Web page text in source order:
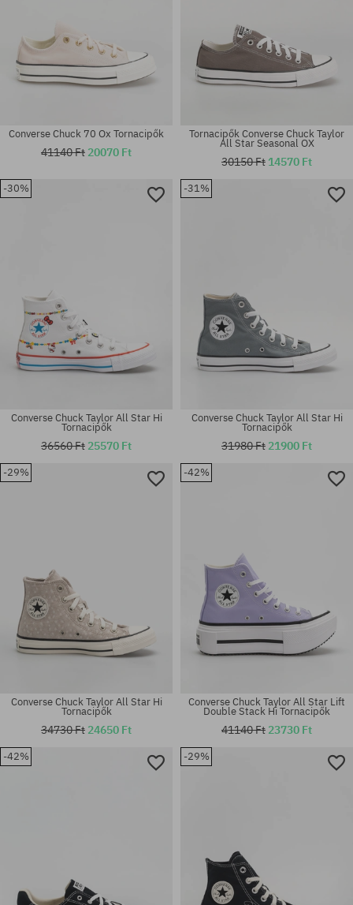
Elérhető méretek:
Elérhető méretek:
Elérhető méretek:
Converse Chuck 70 Ox Tornacipők
41140 Ft 20070 Ft
Elérhető méretek:
Tornacipők Converse Chuck Taylor
All Star Seasonal OX
30150 Ft 14570 Ft
-30%
Elérhető méretek:
Converse Chuck Taylor All Star Hi
Tornacipők
36560 Ft 25570 Ft
-31%
Elérhető méretek:
Converse Chuck Taylor All Star Hi
Tornacipők
31980 Ft 21900 Ft
-29%
Converse Chuck Taylor All Star Hi
Tornacipők
34730 Ft 24650 Ft
-42%
Converse Chuck Taylor All Star Lift
Double Stack Hi Tornacipők
41140 Ft 23730 Ft
-42% -29%